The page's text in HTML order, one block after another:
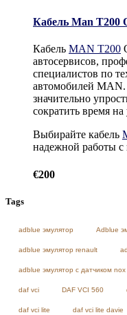
Кабель Man T200
Кабель MAN T200
автосервисов,
специалистов по
автомобилей
значительно
сократить время
Выбирайте кабель
надежной работы
€200
Tags
adblue эмулятор Adblue
adblue эмулятор renault
adblue эмулятор с датчиком nox
daf vci DAF VCI 560
daf vci lite daf vci lite davie